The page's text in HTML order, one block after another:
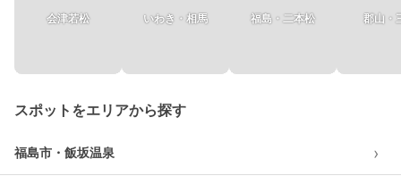
会津若松 いわき・相馬 福島・二本松 郡山・
スポットをエリアから探す
福島市・飯坂温泉 ›